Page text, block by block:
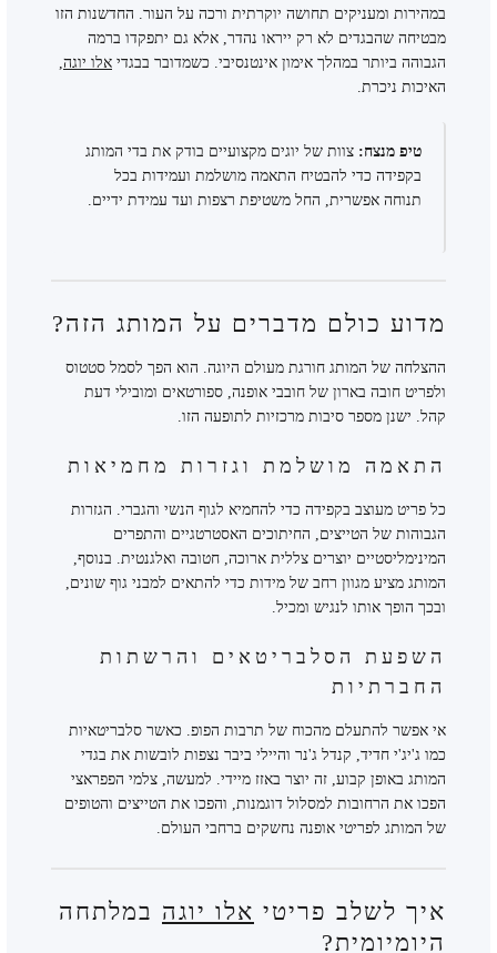
במהירות ומעניקים תחושה יוקרתית ורכה על העור. החדשנות הזו
מבטיחה שהבגדים לא רק ייראו נהדר, אלא גם יתפקדו ברמה
הגבוהה ביותר במהלך אימון אינטנסיבי. כשמדובר בבגדי אלו יוגה,
האיכות ניכרת.
טיפ מנצח: צוות של יוגים מקצועיים בודק את בדי המותג
בקפידה כדי להבטיח התאמה מושלמת ועמידות בכל
תנוחה אפשרית, החל משטיפת רצפות ועד עמידת ידיים.
מדוע כולם מדברים על המותג הזה?
ההצלחה של המותג חורגת מעולם היוגה. הוא הפך לסמל סטטוס
ולפריט חובה בארון של חובבי אופנה, ספורטאים ומובילי דעת
קהל. ישנן מספר סיבות מרכזיות לתופעה הזו.
התאמה מושלמת וגזרות מחמיאות
כל פריט מעוצב בקפידה כדי להחמיא לגוף הנשי והגברי. הגזרות
הגבוהות של הטייצים, החיתוכים האסטרטגיים והתפרים
המינימליסטיים יוצרים צללית ארוכה, חטובה ואלגנטית. בנוסף,
המותג מציע מגוון רחב של מידות כדי להתאים למבני גוף שונים,
ובכך הופך אותו לנגיש ומכיל.
השפעת הסלבריטאים והרשתות
החברתיות
אי אפשר להתעלם מהכוח של תרבות הפופ. כאשר סלבריטאיות
כמו ג'יג'י חדיד, קנדל ג'נר והיילי ביבר נצפות לובשות את בגדי
המותג באופן קבוע, זה יוצר באזז מיידי. למעשה, צלמי הפפראצי
הפכו את הרחובות למסלול דוגמנות, והפכו את הטייצים והטופים
של המותג לפריטי אופנה נחשקים ברחבי העולם.
איך לשלב פריטי אלו יוגה במלתחה
היומיומית?